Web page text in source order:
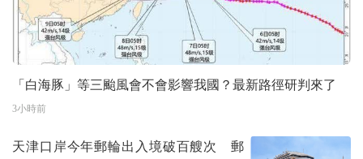
「白海豚」等三颱風會不會影響我國？最新路徑研判來了
3小時前
天津口岸今年郵輪出入境破百艘次 郵